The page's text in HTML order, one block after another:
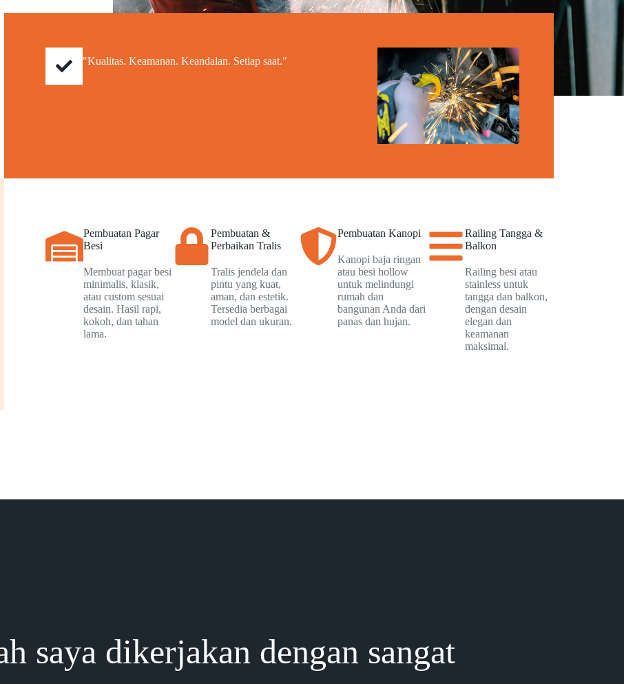
"Kualitas. Keamanan. Keandalan. Setiap saat."
Pembuatan Pagar
Besi
Membuat pagar besi
minimalis, klasik,
atau custom sesuai
desain. Hasil rapi,
kokoh, dan tahan
lama.
Pembuatan &
Perbaikan Tralis
Tralis jendela dan
pintu yang kuat,
aman, dan estetik.
Tersedia berbagai
model dan ukuran.
Pembuatan Kanopi
Kanopi baja ringan
atau besi hollow
untuk melindungi
rumah dan
bangunan Anda dari
panas dan hujan.
Railing Tangga &
Balkon
Railing besi atau
stainless untuk
tangga dan balkon,
dengan desain
elegan dan
keamanan
maksimal.
saya dikerjakan dengan sangat